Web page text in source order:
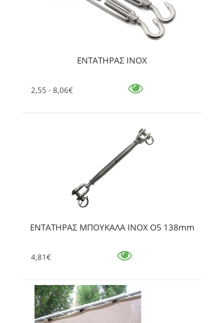
ΕΝΤΑΤΗΡΑΣ ΙΝΟΧ
2,55 - 8,06€
ΕΝΤΑΤΗΡΑΣ ΜΠΟΥΚΑΛΑ INOX O5 138mm
4,81€